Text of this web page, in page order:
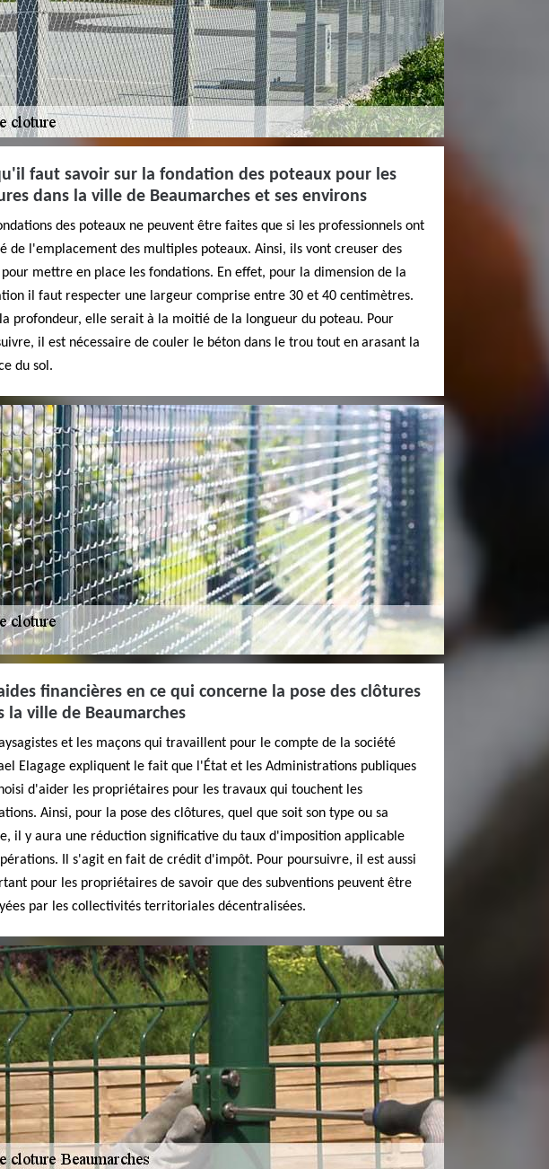
faut savoir sur la fondation des poteaux pour les
dans la ville de Beaumarches et ses environs
des poteaux ne peuvent être faites que si les professionnels ont
de l'emplacement des multiples poteaux. Ainsi, ils vont creuser des
mettre en place les fondations. En effet, pour la dimension de la
il faut respecter une largeur comprise entre 30 et 40 centimètres.
profondeur, elle serait à la moitié de la longueur du poteau. Pour
il est nécessaire de couler le béton dans le trou tout en arasant la
du sol.
financières en ce qui concerne la pose des clôtures
la ville de Beaumarches
et les maçons qui travaillent pour le compte de la société
Elagage expliquent le fait que l'État et les Administrations publiques
d'aider les propriétaires pour les travaux qui touchent les
Ainsi, pour la pose des clôtures, quel que soit son type ou sa
il y aura une réduction significative du taux d'imposition applicable
Il s'agit en fait de crédit d'impôt. Pour poursuivre, il est aussi
pour les propriétaires de savoir que des subventions peuvent être
par les collectivités territoriales décentralisées.